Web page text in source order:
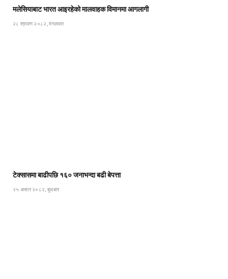
मलेसियाबाट भारत आइरहेको मालवाहक विमानमा आगलागी
२८ श्रावण २०८२, मंगलवार
टेक्सासमा बाढीपछि १६० जनाभन्दा बढी बेपत्ता
२५ असार २०८२, बुधबार